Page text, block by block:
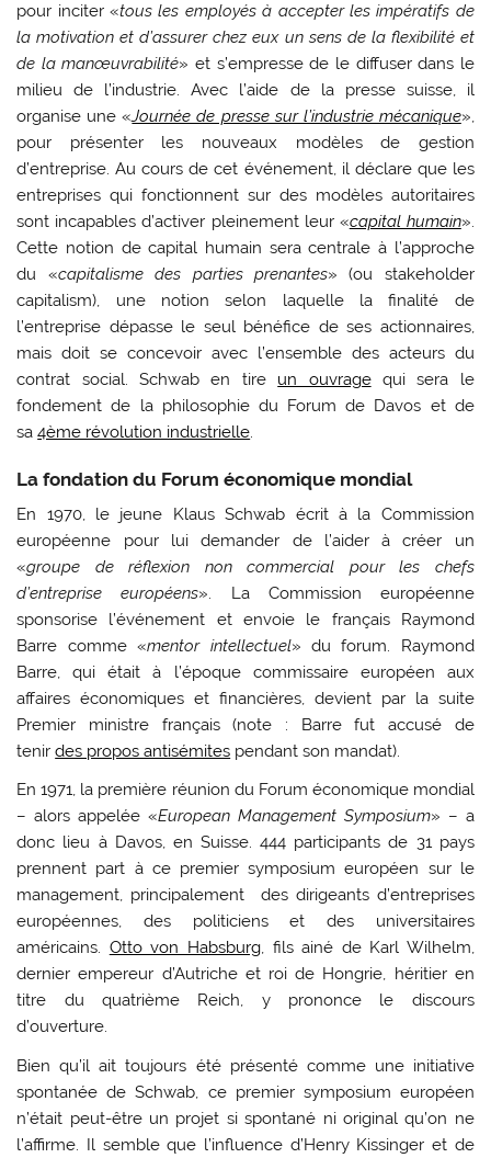
pour inciter «tous les employés à accepter les impératifs de
la motivation et d’assurer chez eux un sens de la flexibilité et
de la manœuvrabilité» et s’empresse de le diffuser dans le
milieu de l’industrie. Avec l’aide de la presse suisse, il
organise une «Journée de presse sur l’industrie mécanique»,
pour présenter les nouveaux modèles de gestion
d’entreprise. Au cours de cet événement, il déclare que les
entreprises qui fonctionnent sur des modèles autoritaires
sont incapables d’activer pleinement leur «capital humain».
Cette notion de capital humain sera centrale à l’approche
du «capitalisme des parties prenantes» (ou stakeholder
capitalism), une notion selon laquelle la finalité de
l’entreprise dépasse le seul bénéfice de ses actionnaires,
mais doit se concevoir avec l’ensemble des acteurs du
contrat social. Schwab en tire un ouvragequi sera le
fondement de la philosophie du Forum de Davos et de
sa4ème révolution industrielle.
​La fondation du Forum économique mondial
En 1970, le jeune Klaus Schwab écrit à la Commission
européenne pour lui demander de l’aider à créer un
«groupe de réflexion non commercial pour les chefs
d’entreprise européens». La Commission européenne
sponsorise l’événement et envoie le français Raymond
Barre comme «mentor intellectuel» du forum. Raymond
Barre, qui était à l’époque commissaire européen aux
affaires économiques et financières, devient par la suite
Premier ministre français (note : Barre fut accusé de
tenirdes propos antisémites pendant son mandat).
En 1971, la première réunion du Forum économique mondial
– alors appelée «European Management Symposium» – a
donc lieu à Davos, en Suisse. 444 participants de 31 pays
prennent part à ce premier symposium européen sur le
management, principalement des dirigeants d’entreprises
européennes, des politiciens et des universitaires
américains. Otto von Habsburg, fils ainé de Karl Wilhelm,
dernier empereur d’Autriche et roi de Hongrie, héritier en
titre du quatrième Reich, y prononce le discours
d’ouverture.
Bien qu’il ait toujours été présenté comme une initiative
spontanée de Schwab, ce premier symposium européen
n’était peut-être un projet si spontané ni original qu’on ne
l’affirme. Il semble que l’influence d’Henry Kissinger et de